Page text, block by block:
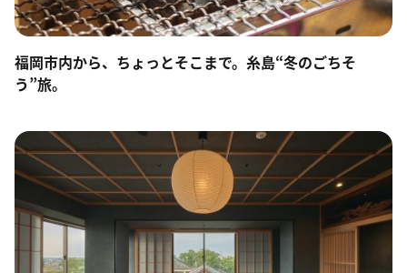
福岡市内から、ちょっとそこまで。糸島“冬のごちそ
う”旅。